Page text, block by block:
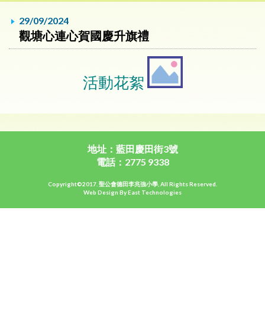
29/09/2024
觀塘心連心賀國慶升旗禮
活動花絮
地址：藍田慶田街3號
電話：2775 9338
Copyright©2017. 聖公會德田李兆強小學, All Rights Reserved.
Web Design By East Technologies